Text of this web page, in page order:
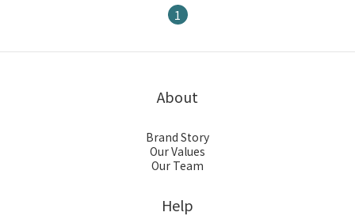
1
About
Brand Story
Our Values
Our Team
Help